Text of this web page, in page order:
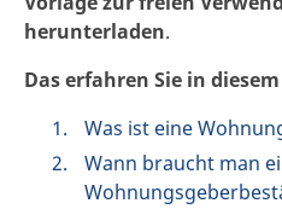
herunterladen.
Das erfahren Sie in
Was ist eine
Wann braucht man